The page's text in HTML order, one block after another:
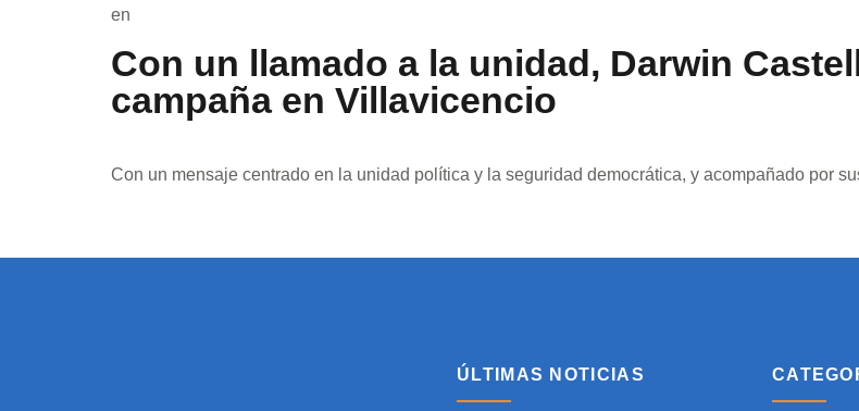
en
Con un llamado a la unidad, Darwin
campaña en Villavicencio
Con un mensaje centrado en la unidad política y la seguridad democrática, y acompañado por
ÚLTIMAS NOTICIAS